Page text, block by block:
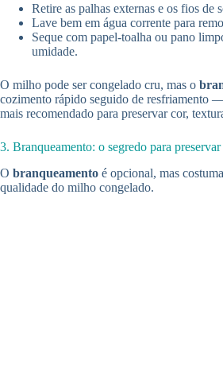
Retire as palhas externas e os fios de
Lave bem em água corrente para
Seque com papel-toalha ou pano
umidade.
O milho pode ser congelado cru, mas o
cozimento rápido seguido de resfriamento
mais recomendado para preservar cor,
3. Branqueamento: o segredo para
O branqueamento é opcional, mas
qualidade do milho congelado.